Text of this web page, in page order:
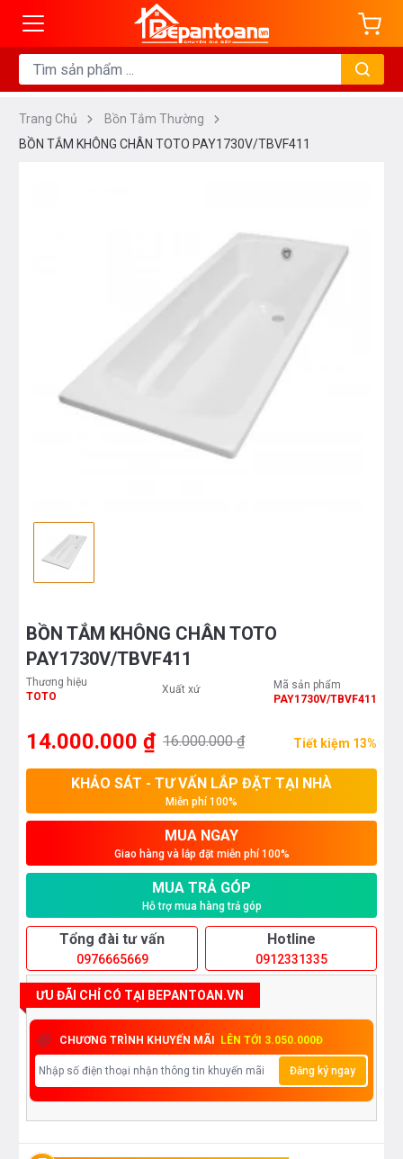
Trang Chủ
Bồn Tắm Thường
BỒN TẮM KHÔNG CHÂN TOTO PAY1730V/TBVF411
BỒN TẮM KHÔNG CHÂN TOTO
PAY1730V/TBVF411
Thương hiệu
TOTO
Xuất xứ
Mã sản phẩm
PAY1730V/TBVF411
14.000.000 ₫ 16.000.000 ₫ Tiết kiệm 13%
KHẢO SÁT - TƯ VẤN LẮP ĐẶT TẠI NHÀ
Miễn phí 100%
MUA NGAY
Giao hàng và lắp đặt miễn phí 100%
MUA TRẢ GÓP
Hỗ trợ mua hàng trả góp
Tổng đài tư vấn
0976665669
Hotline
0912331335
ƯU ĐÃI CHỈ CÓ TẠI BEPANTOAN.VN
CHƯƠNG TRÌNH KHUYẾN MÃI LÊN TỚI 3.050.000Đ
Đăng ký ngay